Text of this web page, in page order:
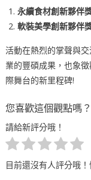
永續食材創新夥伴
軟裝美學創新夥伴
活動在熱烈的掌聲與
業的豐碩成果，也象
際舞台的新里程碑!
您喜歡這個觀點嗎？
請給新評分哦！
目前還沒有人評分哦